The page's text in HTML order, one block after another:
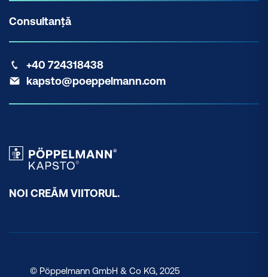
Consultanță
+40 724318438
kapsto@poeppelmann.com
NOI CREĂM VIITORUL.
© Pöppelmann GmbH & Co KG, 2025